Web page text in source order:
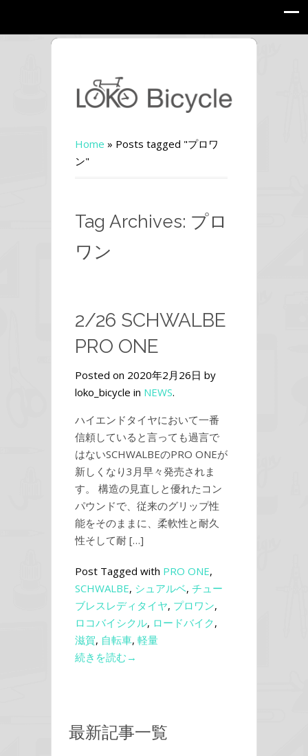
Home » Posts tagged "プロワ
ン"
Tag Archives: プロ
ワン
2/26 SCHWALBE
PRO ONE
Posted on 2020年2月26日 by
loko_bicycle in NEWS.
ハイエンドタイヤにおいて一番
信頼していると言っても過言で
はないSCHWALBEのPRO ONEが
新しくなり3月早々発売されま
す。 構造の見直しと優れたコン
パウンドで、従来のグリップ性
能をそのままに、柔軟性と耐久
性そして耐 […]
Post Tagged with PRO ONE,
SCHWALBE, シュアルベ, チュー
ブレスレディタイヤ, プロワン,
ロコバイシクル, ロードバイク,
滋賀, 自転車, 軽量
続きを読む→
最新記事一覧